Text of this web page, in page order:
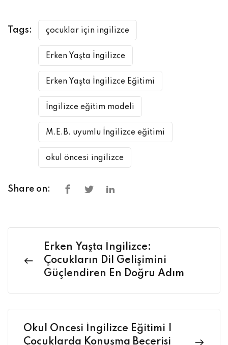
Tags: çocuklar için ingilizce
Erken Yaşta İngilizce
Erken Yaşta İngilizce Eğitimi
İngilizce eğitim modeli
M.E.B. uyumlu İngilizce eğitimi
okul öncesi ingilizce
Share on:
Erken Yaşta İngilizce:
Çocukların Dil Gelişimini
Güçlendiren En Doğru Adım
Okul Öncesi İngilizce Eğitimi |
Çocuklarda Konuşma Becerisi